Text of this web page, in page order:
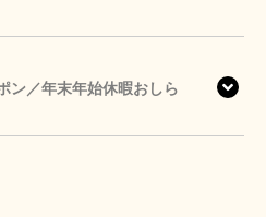
ン／年末年始休暇おしら